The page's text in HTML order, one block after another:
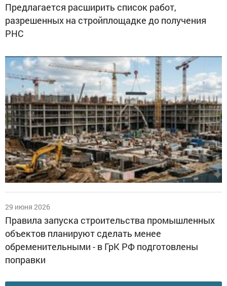
Предлагается расширить список работ,
разрешенных на стройплощадке до получения
РНС
29 июня 2026
Правила запуска строительства промышленных
объектов планируют сделать менее
обременительными - в ГрК РФ подготовлены
поправки